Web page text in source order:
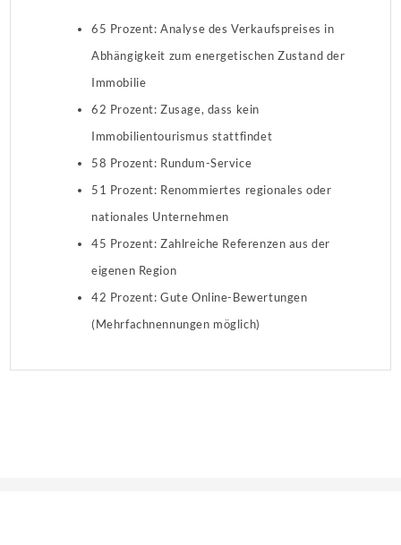
65 Prozent: Analyse des Verkaufspreises in
Abhängigkeit zum energetischen Zustand der
Immobilie
62 Prozent: Zusage, dass kein
Immobilientourismus stattfindet
58 Prozent: Rundum-Service
51 Prozent: Renommiertes regionales oder
nationales Unternehmen
45 Prozent: Zahlreiche Referenzen aus der
eigenen Region
42 Prozent: Gute Online-Bewertungen
(Mehrfachnennungen möglich)